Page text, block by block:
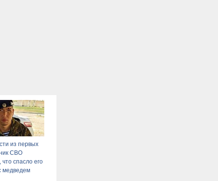
из первых
СВО
что спасло его
медведем